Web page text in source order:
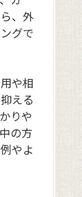
、外
グで
や相
える
りや
の方
やよ